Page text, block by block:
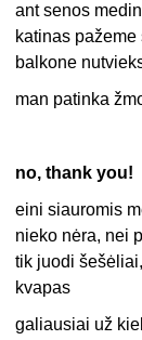
ant senos
katinas
balkone
man patinka
no, thank you!
eini siauromis
nieko nėra, nei
tik juodi
kvapas
galiausiai už